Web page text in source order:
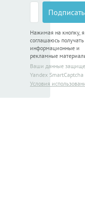
Нажимая на кнопку, я
соглашаюсь получать
информационные и
рекламные
Ваши данные
Yandex SmartCaptcha
Условия